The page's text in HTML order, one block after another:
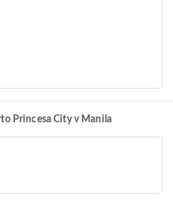
Princesa City v Manila